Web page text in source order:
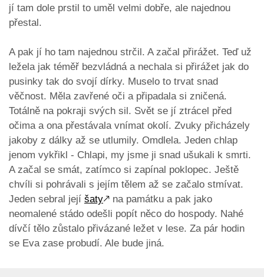
jí tam dole prstil to uměl velmi dobře, ale najednou
přestal.
A pak jí ho tam najednou strčil. A začal přirážet. Teď už
ležela jak téměř bezvládná a nechala si přirážet jak do
pusinky tak do svojí dírky. Muselo to trvat snad
věčnost. Měla zavřené oči a připadala si zničená.
Totálně na pokraji svých sil. Svět se jí ztrácel před
očima a ona přestávala vnímat okolí. Zvuky přicházely
jakoby z dálky až se utlumily. Omdlela. Jeden chlap
jenom vykřikl - Chlapi, my jsme ji snad ušukali k smrti.
A začal se smát, zatímco si zapínal poklopec. Ještě
chvíli si pohrávali s jejím tělem až se začalo stmívat.
Jeden sebral její šaty🡕 na památku a pak jako
neomalené stádo odešli popít něco do hospody. Nahé
dívčí tělo zůstalo přivázané ležet v lese. Za pár hodin
se Eva zase probudí. Ale bude jiná.